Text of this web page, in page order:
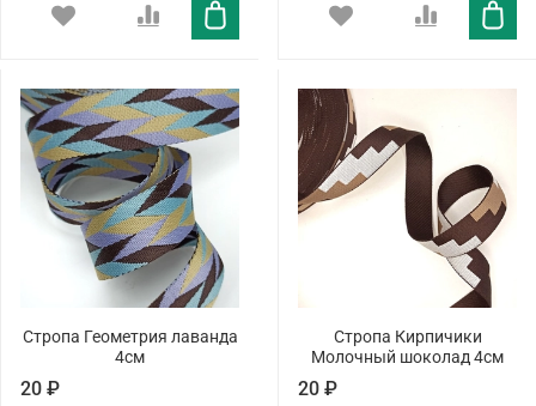
Стропа Геометрия лаванда
4см
20 ₽
Стропа Кирпичики
Молочный шоколад 4см
20 ₽